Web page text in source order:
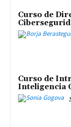
Curso de
Curso de
Inteligencia